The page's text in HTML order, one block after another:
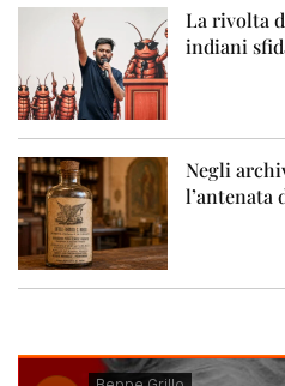
La rivolta
indiani
Negli
l’antenata